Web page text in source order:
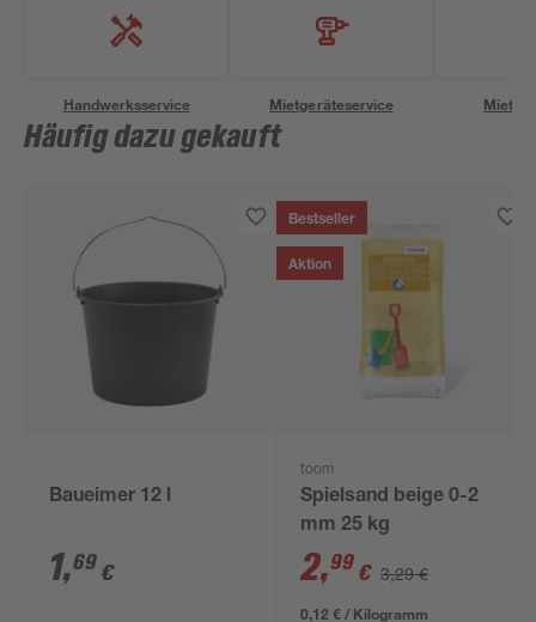
Handwerksservice Mietgeräteservice
Häufig dazu gekauft
Baueimer 12 l
1,69 €
Bestseller
Aktion
toom
Spielsand beige 0-2
mm 25 kg
2,99 € 3,29 €
0,12 € / Kilogramm